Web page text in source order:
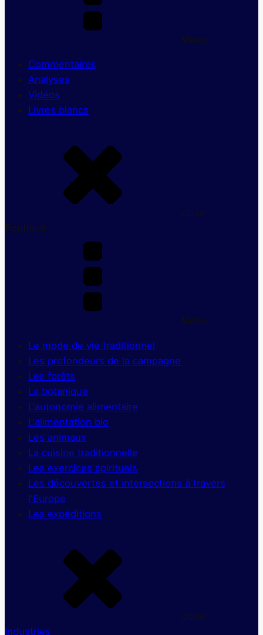
Menu
Commentaires
Analyses
Vidéos
Livres blancs
close
Boutique
Menu
Le mode de vie traditionnel
Les profondeurs de la campagne
Les forêts
La botanique
L'autonomie alimentaire
L'alimentation bio
Les animaux
La cuisine traditionnelle
Les exercices spirituels
Les découvertes et intersections à travers
l'Europe
Les expéditions
close
Industries